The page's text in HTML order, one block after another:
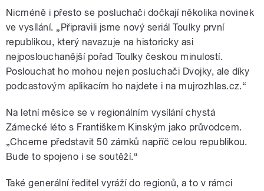
Nicméně i přesto se posluchači dočkají několika novinek
ve vysílání. „Připravili jsme nový seriál Toulky první
republikou, který navazuje na historicky asi
nejposlouchanější pořad Toulky českou minulostí.
Poslouchat ho mohou nejen posluchači Dvojky, ale díky
podcastovým aplikacím ho najdete i na mujrozhlas.cz.“
Na letní měsíce se v regionálním vysílání chystá
Zámecké léto s Františkem Kinským jako průvodcem.
„Chceme představit 50 zámků napříč celou republikou.
Bude to spojeno i se soutěží.“
Také generální ředitel vyráží do regionů, a to v rámci